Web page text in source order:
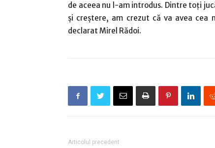
de aceea nu l-am introdus. Dintre toţi
şi creştere, am crezut că va avea cea
declarat Mirel Rădoi.
Articolul precedent